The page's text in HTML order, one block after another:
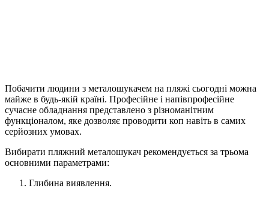
Побачити людини з металошукачем на пляжі сьогодні можна
майже в будь-якій країні. Професійне і напівпрофесійне
сучасне обладнання представлено з різноманітним
функціоналом, яке дозволяє проводити коп навіть в самих
серйозних умовах.
Вибирати пляжний металошукач рекомендується за трьома
основними параметрами:
Глибина виявлення.